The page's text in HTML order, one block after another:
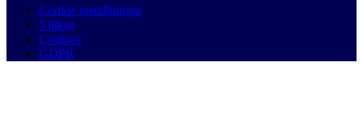
Cookie inställningar
Villkor
Cookies
GDPR